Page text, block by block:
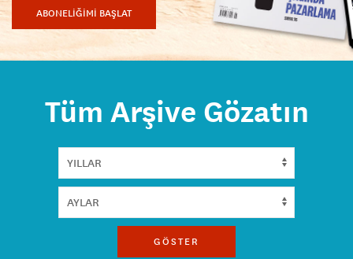
ABONELİĞİMİ BAŞLAT
Tüm Arşive Gözatın
GÖSTER